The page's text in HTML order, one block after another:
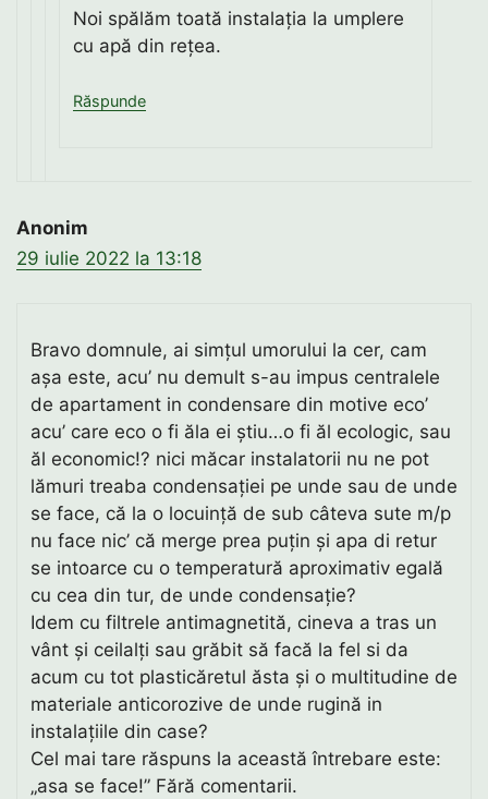
Noi spălăm toată instalația la umplere
cu apă din rețea.
Răspunde
Anonim
29 iulie 2022 la 13:18
Bravo domnule, ai simțul umorului la cer, cam
așa este, acu’ nu demult s-au impus centralele
de apartament in condensare din motive eco’
acu’ care eco o fi ăla ei știu…o fi ăl ecologic, sau
ăl economic!? nici măcar instalatorii nu ne pot
lămuri treaba condensației pe unde sau de unde
se face, că la o locuință de sub câteva sute m/p
nu face nic’ că merge prea puțin și apa di retur
se intoarce cu o temperatură aproximativ egală
cu cea din tur, de unde condensație?
Idem cu filtrele antimagnetită, cineva a tras un
vânt și ceilalți sau grăbit să facă la fel si da
acum cu tot plasticăretul ăsta și o multitudine de
materiale anticorozive de unde rugină in
instalațiile din case?
Cel mai tare răspuns la această întrebare este:
„asa se face!” Fără comentarii.